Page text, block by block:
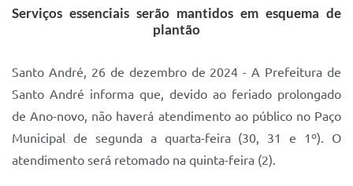
Mobilidade Urbana Sustentável
Parque Escola
Portal da Educação
Serviços essenciais serão mantidos em esquema de
plantão
Santo André, 26 de dezembro de 2024 - A Prefeitura de
Santo André informa que, devido ao feriado prolongado
de Ano-novo, não haverá atendimento ao público no Paço
Municipal de segunda a quarta-feira (30, 31 e 1º). O
atendimento será retomado na quinta-feira (2).